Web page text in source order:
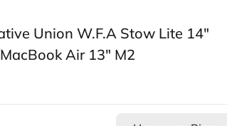
Union W.F.A Stow Lite 14"
Air 13" M2